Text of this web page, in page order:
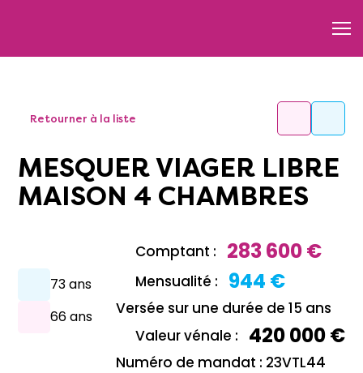
Retourner à la liste
MESQUER VIAGER LIBRE
MAISON 4 CHAMBRES
73 ans
66 ans
Comptant : 283 600 €
Mensualité : 944 €
Versée sur une durée de 15 ans
Valeur vénale :
420 000 €
Numéro de mandat : 23VTL44